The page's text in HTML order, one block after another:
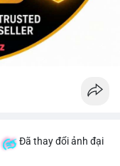
Đã thay đổi ảnh đại